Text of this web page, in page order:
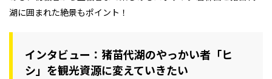
湖に囲まれた絶景もポイント！
インタビュー：猪苗代湖のやっかい者「ヒ
シ」を観光資源に変えていきたい